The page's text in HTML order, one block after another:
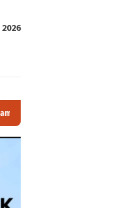
Buka PJJ SMA 2026,